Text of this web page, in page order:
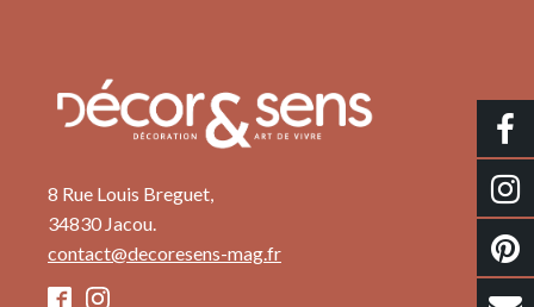
8 Rue Louis Breguet,
34830 Jacou.
contact@decoresens-mag.fr